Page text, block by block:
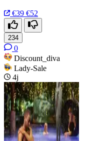
€39 €52
234
0
Discount_diva
Lady-Sale
4j